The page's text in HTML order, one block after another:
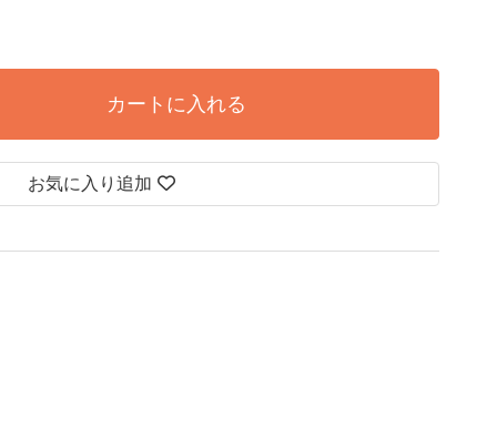
カートに入れる
お気に入り追加